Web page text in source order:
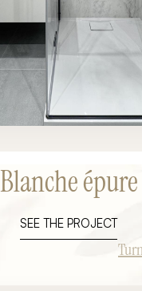
Blanche épure
SEE THE PROJECT